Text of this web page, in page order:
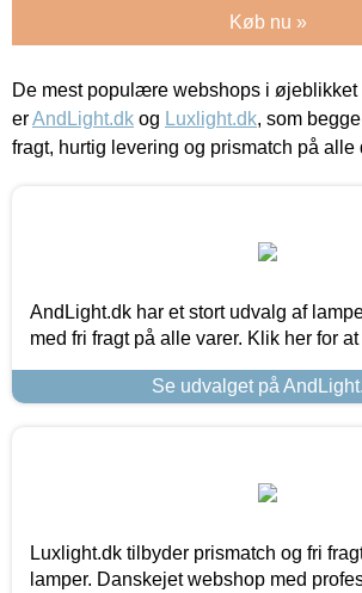
Køb nu »
De mest populære webshops i øjeblikket
erAndLight.dk og Luxlight.dk, som
fragt, hurtig levering og prismatch på alle
AndLight.dk har et stort udvalg af
med fri fragt på alle varer. Klik her for
Se udvalget på
Luxlight.dk tilbyder prismatch og fri
lamper. Danskejet webshop med